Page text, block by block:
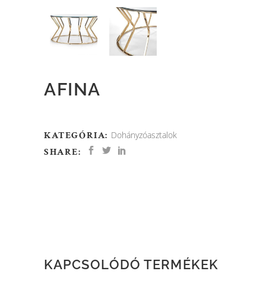
AFINA
KATEGÓRIA: Dohányzóasztalok
SHARE:
KAPCSOLÓDÓ TERMÉKEK